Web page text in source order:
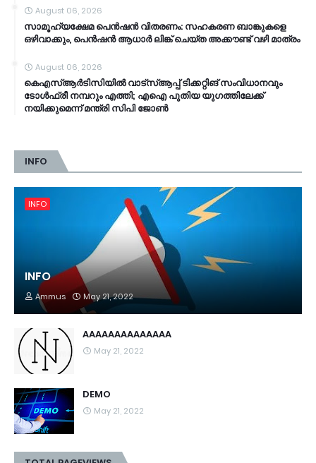
August 06, 2026
സാമൂ​ഹ്യക്ഷേമ പെൻഷൻ വിതരണം: സഹകരണ ബാങ്കുകളെ
ഒഴിവാക്കും, പെൻഷൻ ആധാർ‌ ലിങ്ക് ചെയ്ത അക്കൗണ്ട് വഴി മാത്രം
August 06, 2026
കെഎസ്ആര്‍ടിസിയിൽ വാട്‌സ്ആപ്പ് ടിക്കറ്റിങ് സംവിധാനവും
ടോൾഫ്രീ നമ്പറും എത്തി; എഐ പുതിയ യുഗത്തിലേക്ക്
നയിക്കുമെന്ന് മന്ത്രി സിപി ജോൺ
INFO
INFO
INFO
Ammus May 21, 2022
AAAAAAAAAAAAAA
May 21, 2022
DEMO
May 21, 2022